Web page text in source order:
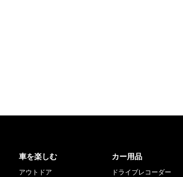
車を楽しむ
アウトドア
カー用品
ドライブレコーダー